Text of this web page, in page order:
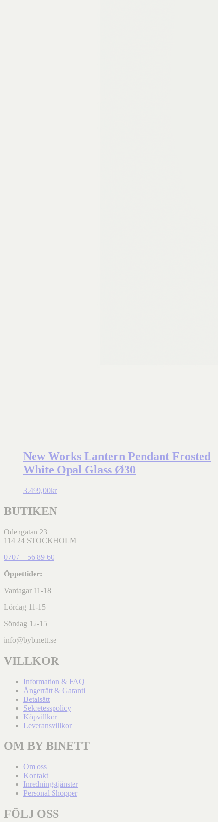
New Works Lantern Pendant Frosted
White Opal Glass Ø30
3.499,00kr
BUTIKEN
Odengatan 23
114 24 STOCKHOLM
0707 – 56 89 60
Öppettider:
Vardagar 11-18
Lördag 11-15
Söndag 12-15
info@bybinett.se
VILLKOR
Information & FAQ
Ångerrätt & Garanti
Betalsätt
Sekretesspolicy
Köpvillkor
Leveransvillkor
OM BY BINETT
Om oss
Kontakt
Inredningstjänster
Personal Shopper
FÖLJ OSS